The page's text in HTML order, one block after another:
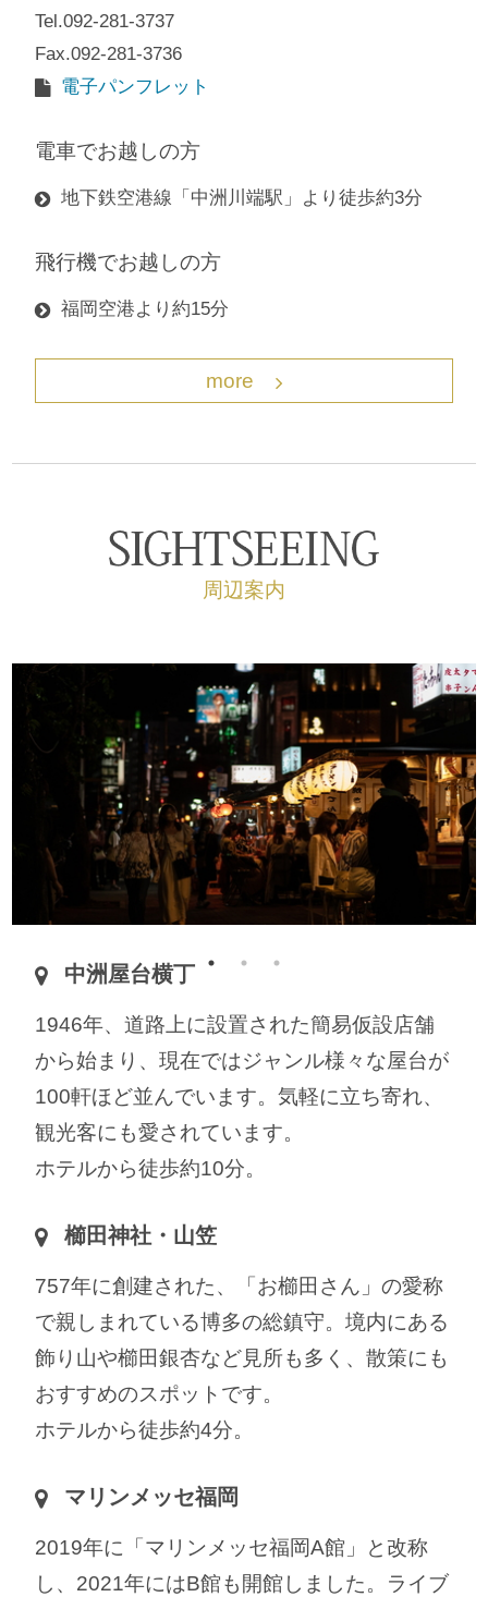
Tel.092-281-3737
Fax.092-281-3736
電子パンフレット
電車でお越しの方
地下鉄空港線「中洲川端駅」より徒歩約3分
飛行機でお越しの方
福岡空港より約15分
more
周辺案内
中洲屋台横丁
1946年、道路上に設置された簡易仮設店舗
から始まり、現在ではジャンル様々な屋台が
100軒ほど並んでいます。気軽に立ち寄れ、
観光客にも愛されています。
ホテルから徒歩約10分。
櫛田神社・山笠
757年に創建された、「お櫛田さん」の愛称
で親しまれている博多の総鎮守。境内にある
飾り山や櫛田銀杏など見所も多く、散策にも
おすすめのスポットです。
ホテルから徒歩約4分。
マリンメッセ福岡
2019年に「マリンメッセ福岡A館」と改称
し、2021年にはB館も開館しました。ライブ